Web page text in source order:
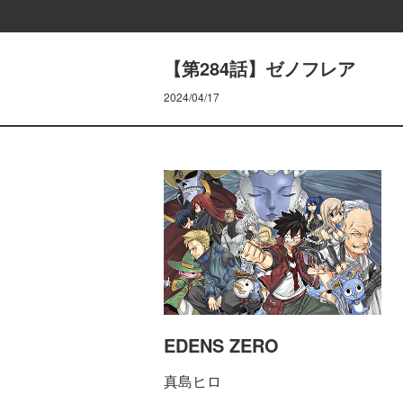
【第284話】ゼノフレア
2024/04/17
EDENS ZERO
真島ヒロ